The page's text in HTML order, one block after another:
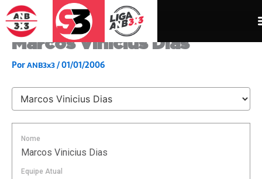
para
conteúdo
Marcos Vinicius Dias
PorANB3x3/01/01/2006
Nome
Marcos Vinicius Dias
Equipe Atual